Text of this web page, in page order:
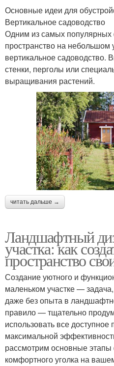
Основные идеи для
Вертикальное садоводство
Одним из самых популярных
пространство на небольшом
вертикальное садоводство.
стенки, перголы или
выращивания растений.
читать дальше →
Ландшафтный
участка: как
пространство
Создание уютного и
маленьком участке —
даже без опыта в
правило — тщательно
использовать все доступное
максимальной
рассмотрим основные этапы
комфортного уголка на